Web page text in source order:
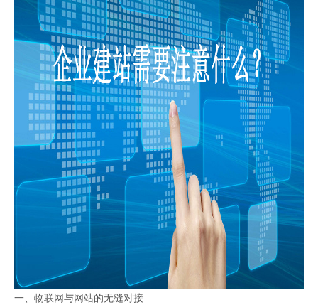
一、物联网与网站的无缝对接